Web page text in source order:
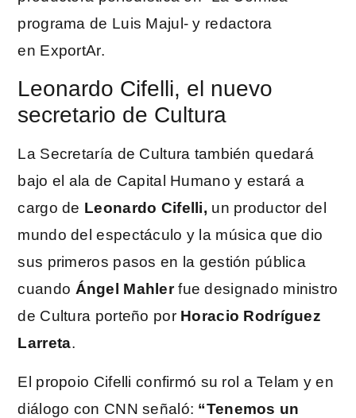
programa de Luis Majul- y redactora
en ExportAr.
Leonardo Cifelli, el nuevo
secretario de Cultura
La Secretaría de Cultura también quedará
bajo el ala de Capital Humano y estará a
cargo de Leonardo Cifelli, un productor del
mundo del espectáculo y la música que dio
sus primeros pasos en la gestión pública
cuando Ángel Mahlerfue designado ministro
de Cultura porteño por Horacio Rodríguez
Larreta.
El propoio Cifelli confirmó su rol a Telam y en
diálogo con CNN señaló: “Tenemos un